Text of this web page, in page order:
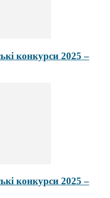
конкурси 2025 –
конкурси 2025 –